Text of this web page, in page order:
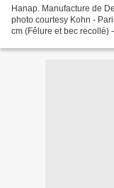
Hanap. Manufacture de
photo courtesy Kohn -
cm (Fêlure et bec recollé)